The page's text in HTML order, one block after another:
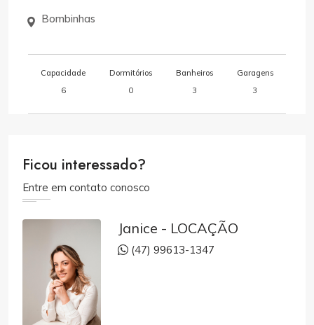
Bombinhas
Capacidade
6
Dormitórios
0
Banheiros
3
Garagens
3
Ficou interessado?
Entre em contato conosco
Janice - LOCAÇÃO
(47) 99613-1347